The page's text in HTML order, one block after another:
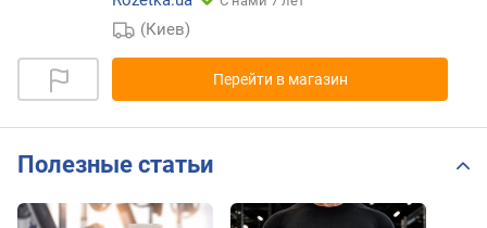
(Киев)
Перейти в магазин
Полезные статьи